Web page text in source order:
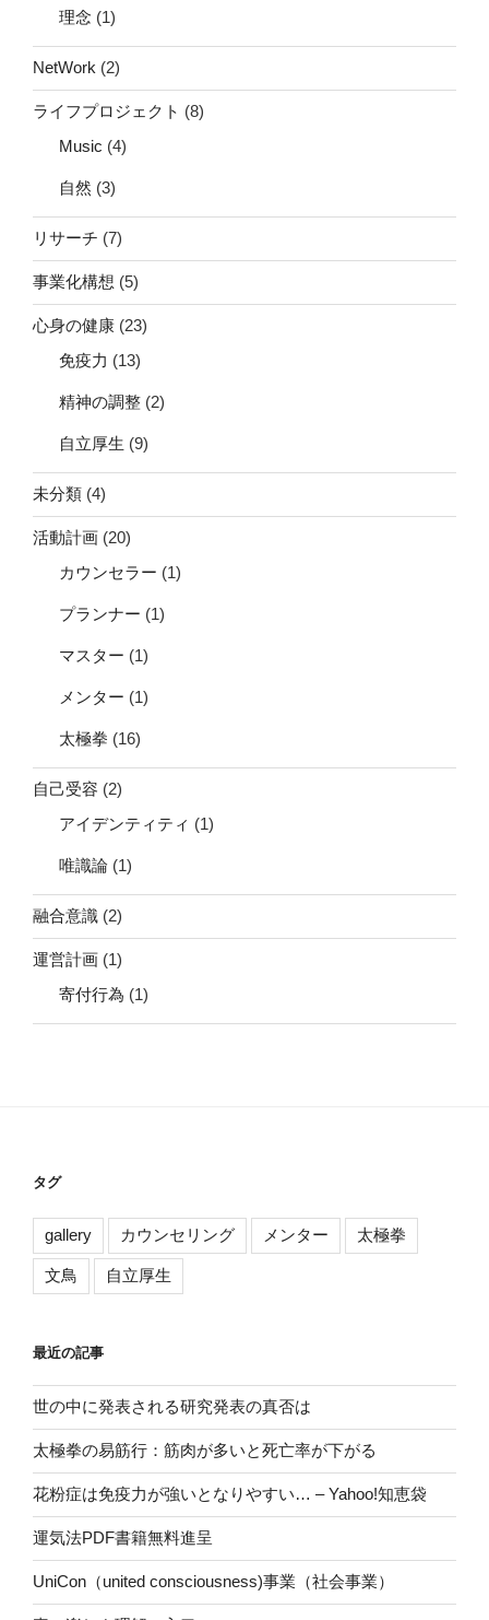
理念 (1)
NetWork (2)
ライフプロジェクト (8)
Music (4)
自然 (3)
リサーチ (7)
事業化構想 (5)
心身の健康 (23)
免疫力 (13)
精神の調整 (2)
自立厚生 (9)
未分類 (4)
活動計画 (20)
カウンセラー (1)
プランナー (1)
マスター (1)
メンター (1)
太極拳 (16)
自己受容 (2)
アイデンティティ (1)
唯識論 (1)
融合意識 (2)
運営計画 (1)
寄付行為 (1)
タグ
gallery カウンセリング メンター 太極拳
文鳥 自立厚生
最近の記事
世の中に発表される研究発表の真否は
太極拳の易筋行：筋肉が多いと死亡率が下がる
花粉症は免疫力が強いとなりやすい… – Yahoo!知恵袋
運気法PDF書籍無料進呈
UniCon（united consciousness)事業（社会事業）